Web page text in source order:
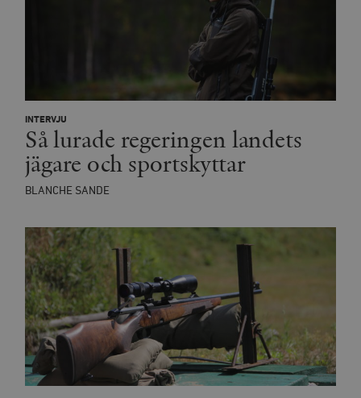
INTERVJU
Så lurade regeringen landets
jägare och sportskyttar
BLANCHE SANDE